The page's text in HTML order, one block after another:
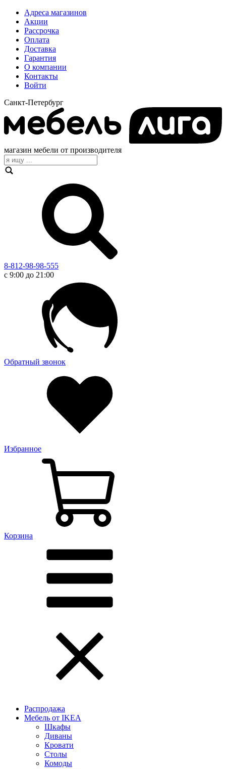
Адреса магазинов
Акции
Рассрочка
Оплата
Доставка
Гарантия
О компании
Контакты
Войти
Санкт-Петербург
магазин мебели от производителя
8-812-98-98-555
с 9:00 до 21:00
Обратный звонок
Избранное
Корзина
Распродажа
Мебель от IKEA
Шкафы
Диваны
Кровати
Столы
Комоды